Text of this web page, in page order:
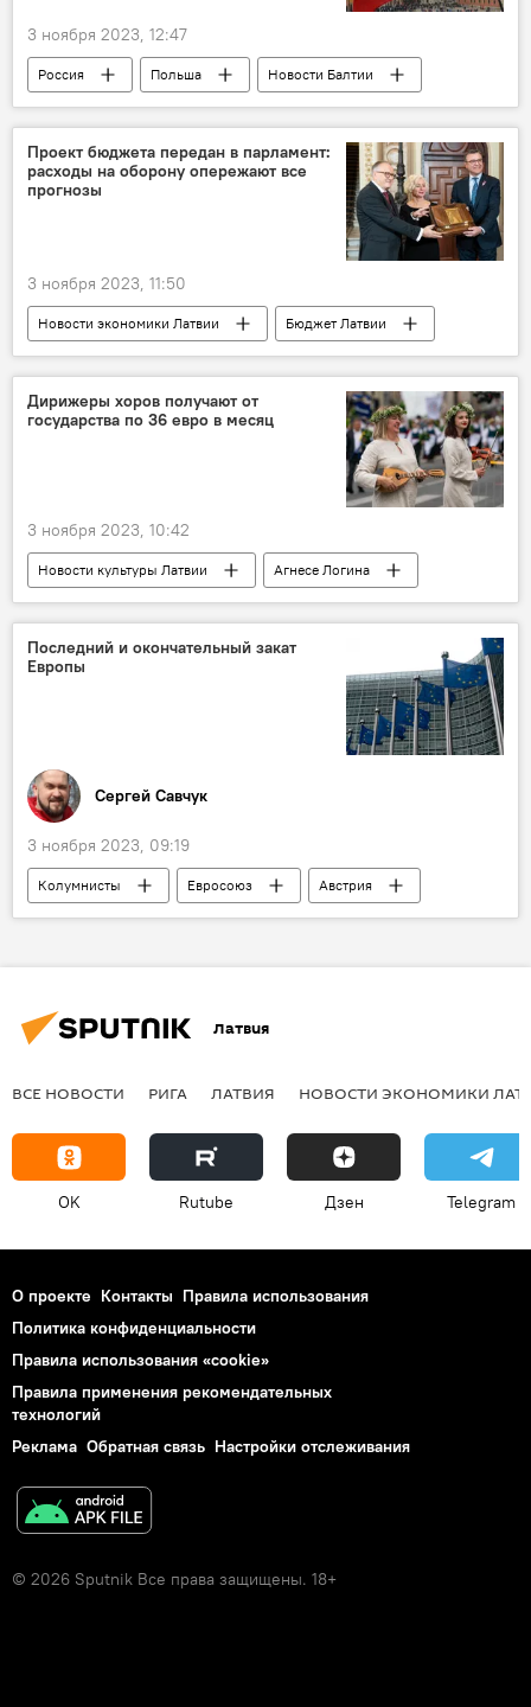
3 ноября 2023, 12:47
Россия Польша
Новости Балтии
страны Балтии
безопасность
политика
Дмитрий Медведев
Проект бюджета передан в парламент:
расходы на оборону опережают все
прогнозы
3 ноября 2023, 11:50
Новости экономики Латвии
Бюджет Латвии
Арвилс Ашераденс
Дирижеры хоров получают от
государства по 36 евро в месяц
3 ноября 2023, 10:42
Новости культуры Латвии
Агнесе Логина
Наурис Пунтулис
Вселатвийский праздник песни и танца в Риге
дирижер
Последний и окончательный закат
Европы
Сергей Савчук
3 ноября 2023, 09:19
Колумнисты Евросоюз
Австрия
Германия
Норвегия
Финляндия
Латвия
ВСЕ НОВОСТИ РИГА ЛАТВИЯ НОВОСТИ ЭКОНОМИКИ
OK Rutube Дзен Telegram
О проекте Контакты Правила использования
Политика конфиденциальности
Правила использования «cookie»
Правила применения рекомендательных
технологий
Реклама Обратная связь Настройки отслеживания
© 2026 Sputnik Все права защищены. 18+